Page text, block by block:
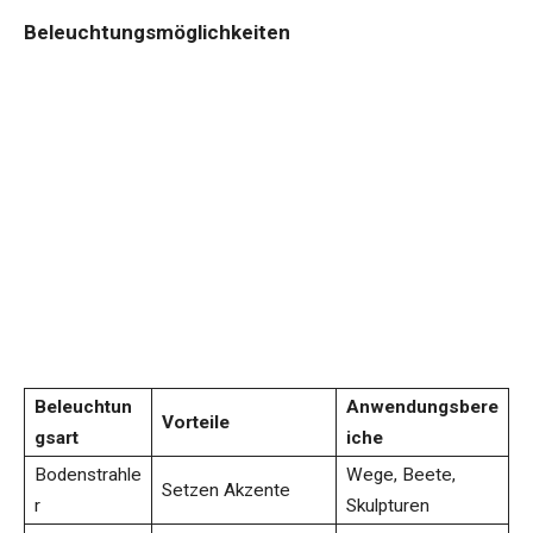
Beleuchtungsmöglichkeiten
Beleuchtun
gsart
Vorteile
Anwendungsbere
iche
Bodenstrahle
r
Setzen Akzente
Wege, Beete,
Skulpturen